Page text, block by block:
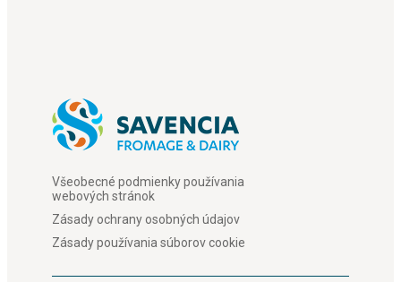
Všeobecné podmienky používania
webových stránok
Zásady ochrany osobných údajov
Zásady používania súborov cookie